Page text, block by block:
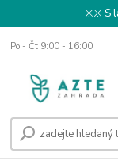
※※ S
Po - Čt 9:00 - 16:00